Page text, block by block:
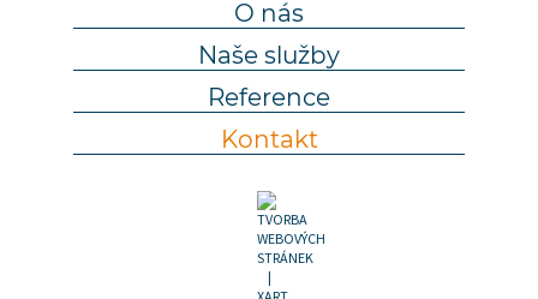
O nás
Naše služby
Reference
Kontakt